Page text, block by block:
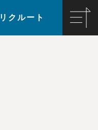
リクルート